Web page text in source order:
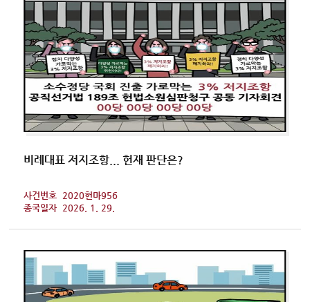
비례대표 저지조항... 헌재 판단은?
사건번호 2020헌마956
종국일자 2026. 1. 29.